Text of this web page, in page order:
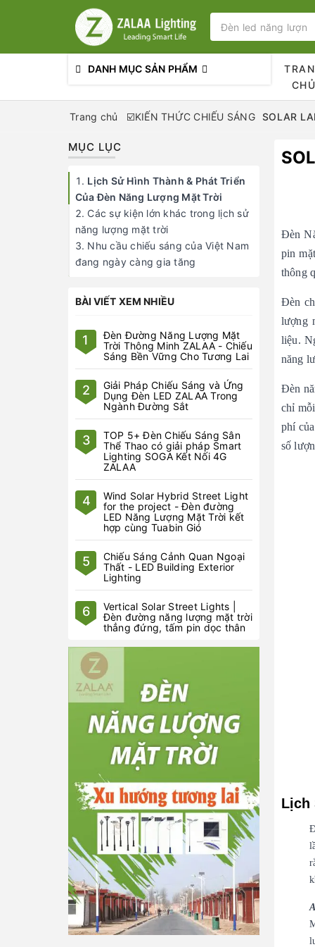
DANH MỤC SẢN PHẨM
CHỦ
Trang chủ ☑️KIẾN THỨC CHIẾU SÁNG SOLAR
Đèn
pin
thông
Đèn
lượng
liệu.
năng
Đèn
chỉ
phí
số
Lịch
MỤC LỤC
Lịch Sử Hình Thành & Phát Triển
Của Đèn Năng Lượng Mặt Trời
Các sự kiện lớn khác trong lịch sử
năng lượng mặt trời
Nhu cầu chiếu sáng của Việt Nam
đang ngày càng gia tăng
BÀI VIẾT XEM NHIỀU
1
Đèn Đường Năng Lượng Mặt
Trời Thông Minh ZALAA - Chiếu
Sáng Bền Vững Cho Tương Lai
2
Giải Pháp Chiếu Sáng và Ứng
Dụng Đèn LED ZALAA Trong
Ngành Đường Sắt
3
TOP 5+ Đèn Chiếu Sáng Sân
Thể Thao có giải pháp Smart
Lighting SOGA Kết Nối 4G
ZALAA
4
Wind Solar Hybrid Street Light
for the project - Đèn đường
LED Năng Lượng Mặt Trời kết
hợp cùng Tuabin Gió
5
Chiếu Sáng Cảnh Quan Ngoại
Thất - LED Building Exterior
Lighting
6
Vertical Solar Street Lights |
Đèn đường năng lượng mặt trời
thẳng đứng, tấm pin dọc thân